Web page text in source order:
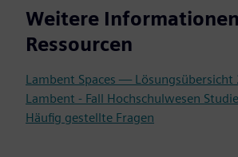
Weitere
Ressourcen
Lambent Spaces —
Lambent - Fall Hochschulwesen
Häufig gestellte Fragen